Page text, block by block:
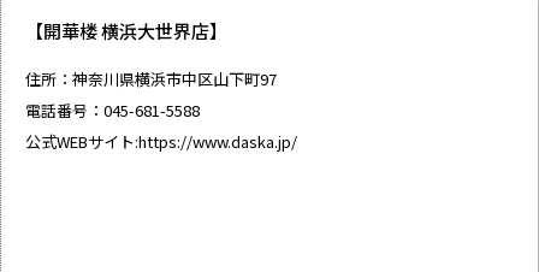
【開華楼 横浜大世界店】
住所：神奈川県横浜市中区山下町97
電話番号：045-681-5588
公式WEBサイト:https://www.daska.jp/